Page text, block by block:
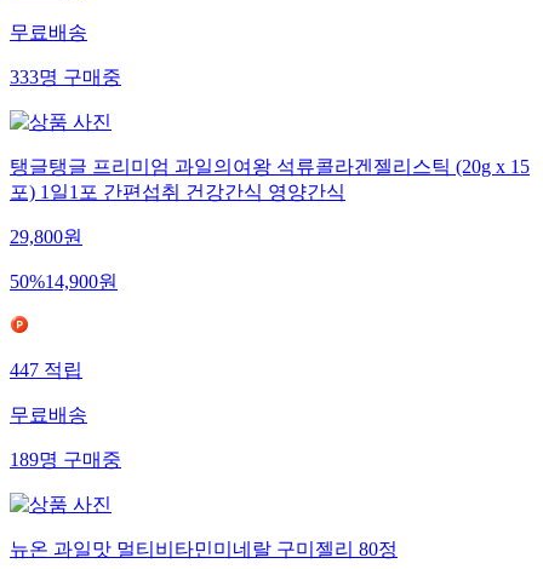
무료배송
333명 구매중
탱글탱글 프리미엄 과일의여왕 석류콜라겐젤리스틱 (20g x 15
포) 1일1포 간편섭취 건강간식 영양간식
29,800원
50%14,900원
447 적립
무료배송
189명 구매중
뉴온 과일맛 멀티비타민미네랄 구미젤리 80정